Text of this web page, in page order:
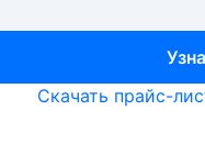
Скачать прайс-